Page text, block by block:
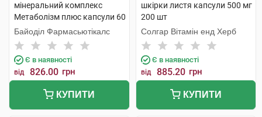
мінеральний комплекс
Метаболізм плюс капсули 60
шт
Байоділ Фармасьютікалс
Є в наявності
від 826.00 грн
КУПИТИ
шкірки листя капсули 500 мг
200 шт
Солгар Вітамін енд Херб
Є в наявності
від 885.20 грн
КУПИТИ